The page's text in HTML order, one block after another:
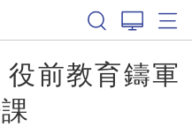
前教育鑄軍